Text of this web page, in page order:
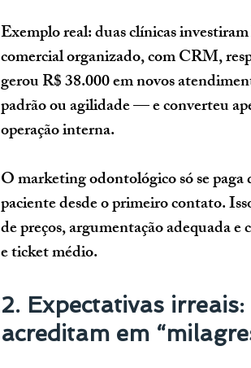
Exemplo real: duas clínicas
comercial organizado, com CRM,
gerou R$ 38.000 em novos
padrão ou agilidade — e converteu
operação interna.
O marketing odontológico só se
paciente desde o primeiro contato.
de preços, argumentação adequada
e ticket médio.
2. Expectativas
acreditam em